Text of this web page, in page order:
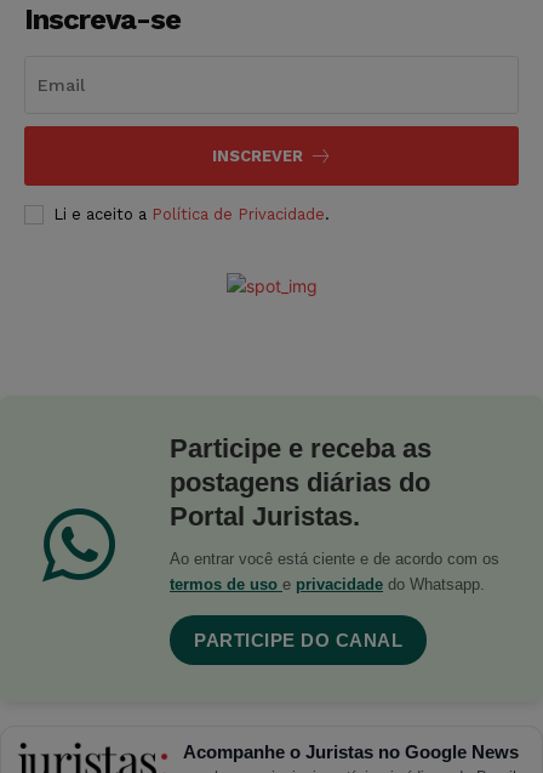
Inscreva-se
INSCREVER
Li e aceito a Política de Privacidade.
Participe e receba as
postagens diárias do
Portal Juristas.
Ao entrar você está ciente e de acordo com os
termos de uso e privacidade do Whatsapp.
PARTICIPE DO CANAL
Acompanhe o Juristas no Google News